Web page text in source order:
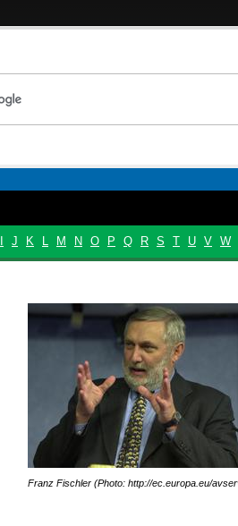
J K L M N O P Q R S T U V W
Franz Fischler (Photo: http://ec.europa.eu/